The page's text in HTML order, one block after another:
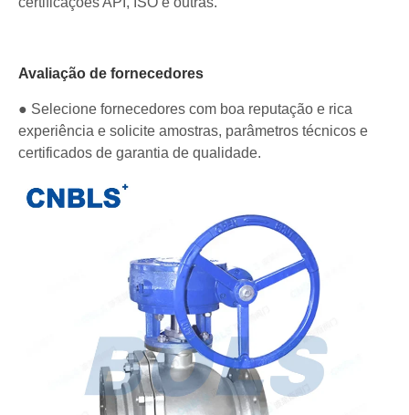
Avaliação de fornecedores
● Selecione fornecedores com boa reputação e rica
experiência e solicite amostras, parâmetros técnicos e
certificados de garantia de qualidade.